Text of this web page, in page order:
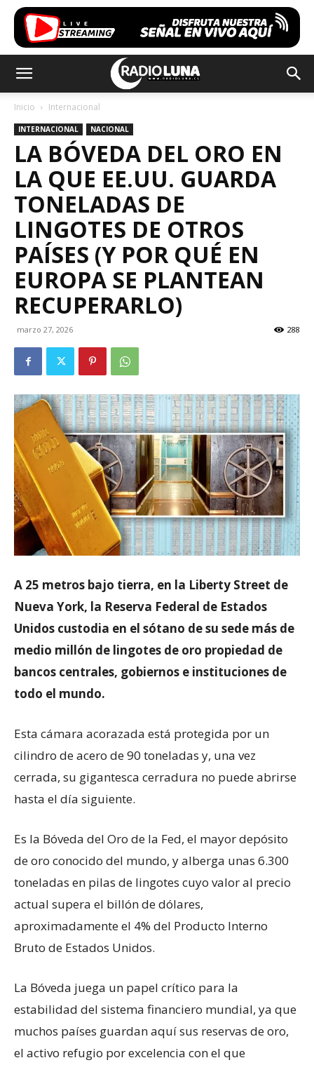
Inicio Internacional
INTERNACIONAL NACIONAL
LA BÓVEDA DEL ORO EN
LA QUE EE.UU. GUARDA
TONELADAS DE
LINGOTES DE OTROS
PAÍSES (Y POR QUÉ EN
EUROPA SE PLANTEAN
RECUPERARLO)
marzo 27, 2026 288
A 25 metros bajo tierra, en la Liberty Street de
Nueva York, la Reserva Federal de Estados
Unidos custodia en el sótano de su sede más de
medio millón de lingotes de oro propiedad de
bancos centrales, gobiernos e instituciones de
todo el mundo.
Esta cámara acorazada está protegida por un
cilindro de acero de 90 toneladas y, una vez
cerrada, su gigantesca cerradura no puede abrirse
hasta el día siguiente.
Es la Bóveda del Oro de la Fed, el mayor depósito
de oro conocido del mundo, y alberga unas 6.300
toneladas en pilas de lingotes cuyo valor al precio
actual supera el billón de dólares,
aproximadamente el 4% del Producto Interno
Bruto de Estados Unidos.
La Bóveda juega un papel crítico para la
estabilidad del sistema financiero mundial, ya que
muchos países guardan aquí sus reservas de oro,
el activo refugio por excelencia con el que